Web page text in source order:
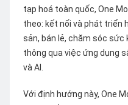
tạp hoá toàn quốc, One
theo: kết nối và phát triển
sản, bán lẻ, chăm sóc sức
thông qua việc ứng dụng
và AI.
Với định hướng này, One